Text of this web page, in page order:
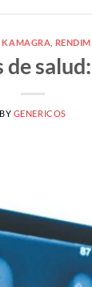
KAMAGRA
BY GENERICOS